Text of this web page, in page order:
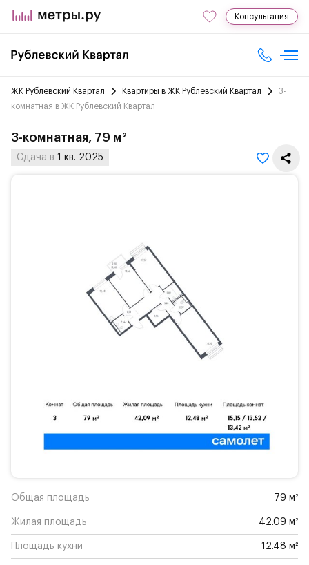
Консультация
ЖК Рублевский Квартал Квартиры в ЖК Рублевский Квартал
3-
комнатная в ЖК Рублевский Квартал
3-комнатная, 79 м²
Сдача в 1 кв. 2025
Общая площадь 79 м²
Жилая площадь 42.09 м²
Площадь кухни 12.48 м²